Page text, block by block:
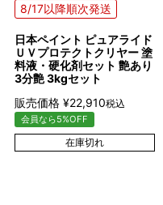
8/17以降順次発送
日本ペイント ピュアライド
ＵＶプロテクトクリヤー 塗
料液・硬化剤セット 艶あり
3分艶 3kgセット
販売価格 ¥22,910税込
会員なら5%OFF
在庫切れ